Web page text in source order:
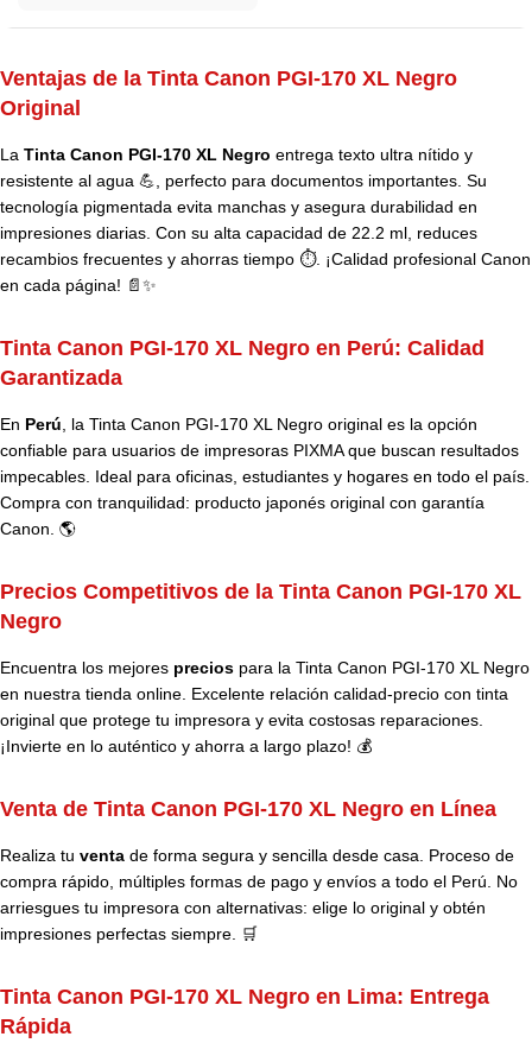
Ventajas de la Tinta Canon PGI-170 XL Negro
Original
La Tinta Canon PGI-170 XL Negro entrega texto ultra nítido y
resistente al agua 💪, perfecto para documentos importantes. Su
tecnología pigmentada evita manchas y asegura durabilidad en
impresiones diarias. Con su alta capacidad de 22.2 ml, reduces
recambios frecuentes y ahorras tiempo ⏱️. ¡Calidad profesional Canon
en cada página! 📄✨
Tinta Canon PGI-170 XL Negro en Perú: Calidad
Garantizada
En Perú, la Tinta Canon PGI-170 XL Negro original es la opción
confiable para usuarios de impresoras PIXMA que buscan resultados
impecables. Ideal para oficinas, estudiantes y hogares en todo el país.
Compra con tranquilidad: producto japonés original con garantía
Canon. 🌎
Precios Competitivos de la Tinta Canon PGI-170 XL
Negro
Encuentra los mejores precios para la Tinta Canon PGI-170 XL Negro
en nuestra tienda online. Excelente relación calidad-precio con tinta
original que protege tu impresora y evita costosas reparaciones.
¡Invierte en lo auténtico y ahorra a largo plazo! 💰
Venta de Tinta Canon PGI-170 XL Negro en Línea
Realiza tu venta de forma segura y sencilla desde casa. Proceso de
compra rápido, múltiples formas de pago y envíos a todo el Perú. No
arriesgues tu impresora con alternativas: elige lo original y obtén
impresiones perfectas siempre. 🛒
Tinta Canon PGI-170 XL Negro en Lima: Entrega
Rápida